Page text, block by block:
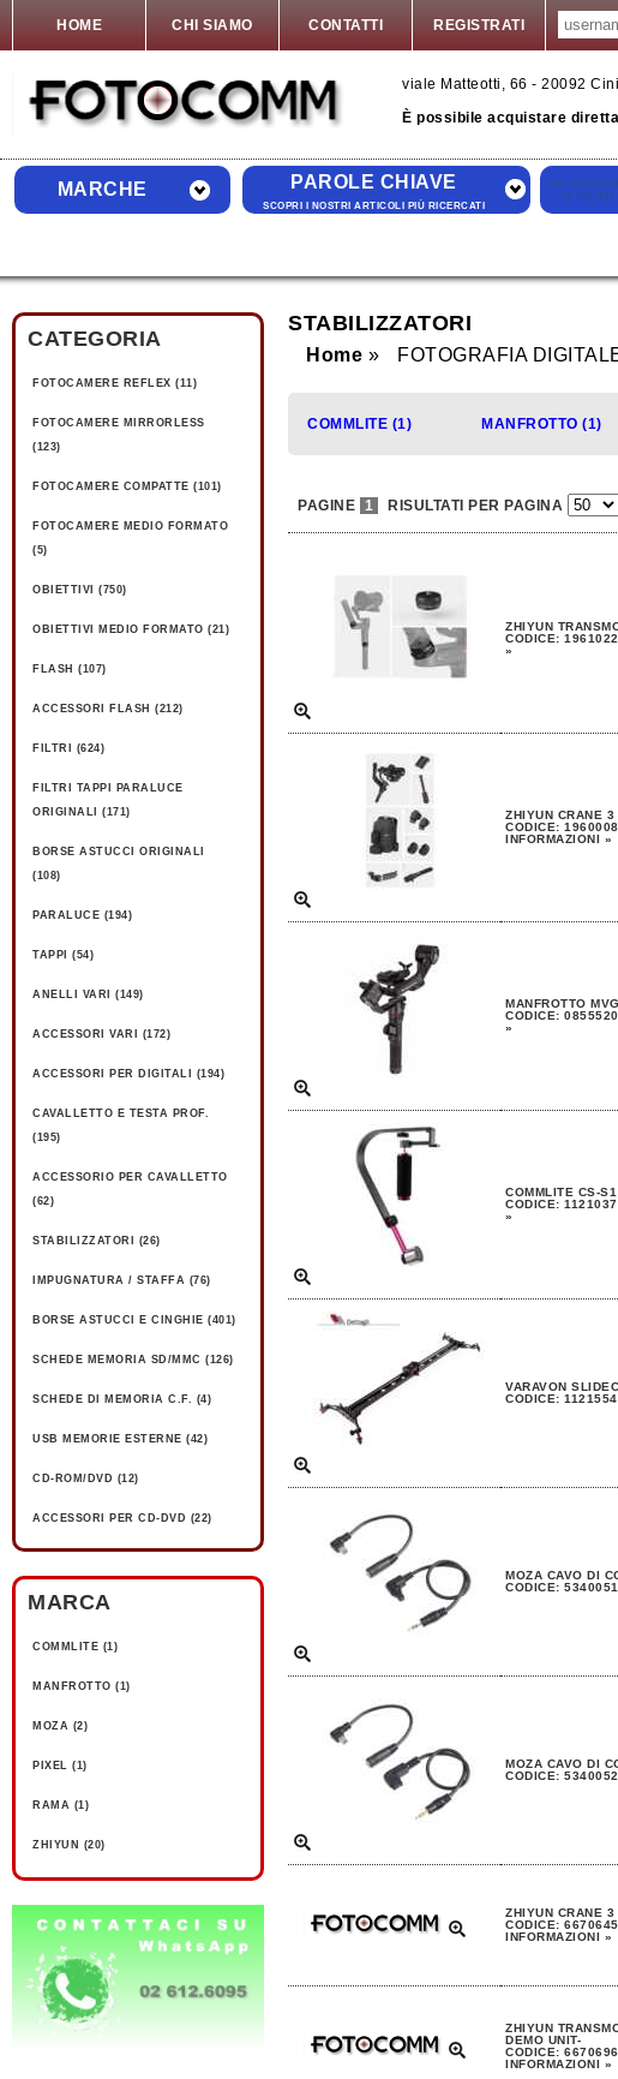
HOME CHI SIAMO CONTATTI REGISTRATI
viale Matteotti, 66 - 20092
È possibile acquistare
MARCHE PAROLE CHIAVE
SCOPRI I NOSTRI ARTICOLI PIÙ RICERCATI
CATEGORIA
FOTOCAMERE REFLEX (11)
FOTOCAMERE MIRRORLESS
(123)
FOTOCAMERE COMPATTE (101)
FOTOCAMERE MEDIO FORMATO
(5)
OBIETTIVI (750)
OBIETTIVI MEDIO FORMATO (21)
FLASH (107)
ACCESSORI FLASH (212)
FILTRI (624)
FILTRI TAPPI PARALUCE
ORIGINALI (171)
BORSE ASTUCCI ORIGINALI
(108)
PARALUCE (194)
TAPPI (54)
ANELLI VARI (149)
ACCESSORI VARI (172)
ACCESSORI PER DIGITALI (194)
CAVALLETTO E TESTA PROF.
(195)
ACCESSORIO PER CAVALLETTO
(62)
STABILIZZATORI (26)
IMPUGNATURA / STAFFA (76)
BORSE ASTUCCI E CINGHIE (401)
SCHEDE MEMORIA SD/MMC (126)
SCHEDE DI MEMORIA C.F. (4)
USB MEMORIE ESTERNE (42)
CD-ROM/DVD (12)
ACCESSORI PER CD-DVD (22)
MARCA
COMMLITE (1)
MANFROTTO (1)
MOZA (2)
PIXEL (1)
RAMA (1)
ZHIYUN (20)
STABILIZZATORI
Home FOTOGRAFIA
COMMLITE (1) MANFROTTO (1)
PAGINE 1 RISULTATI PER PAGINA
ZHIYUN
CODICE:
»
ZHIYUN CRANE
CODICE:
INFORMAZIONI »
MANFROTTO
CODICE:
»
COMMLITE CS-
CODICE:
»
VARAVON
CODICE:
MOZA CAVO DI
CODICE:
MOZA CAVO DI
CODICE:
ZHIYUN CRANE
CODICE:
INFORMAZIONI »
ZHIYUN
DEMO UNIT-
CODICE:
INFORMAZIONI »